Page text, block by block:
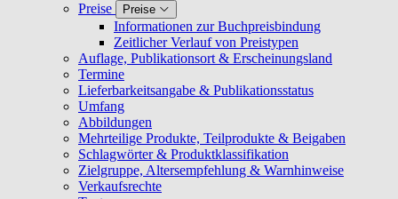
Preise
Preise
Informationen zur Buchpreisbindung
Zeitlicher Verlauf von Preistypen
Auflage, Publikationsort & Erscheinungsland
Termine
Lieferbarkeitsangabe & Publikationsstatus
Umfang
Abbildungen
Mehrteilige Produkte, Teilprodukte & Beigaben
Schlagwörter & Produktklassifikation
Zielgruppe, Altersempfehlung & Warnhinweise
Verkaufsrechte